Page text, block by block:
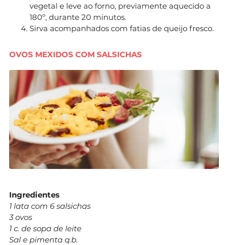
vegetal e leve ao forno, previamente aquecido a
180º, durante 20 minutos.
Sirva acompanhados com fatias de queijo fresco.
OVOS MEXIDOS COM SALSICHAS
Ingredientes
1 lata com 6 salsichas
3 ovos
1 c. de sopa de leite
Sal e pimenta q.b.